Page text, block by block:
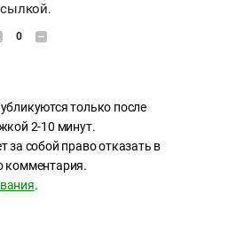
0
только после
2-10 минут.
за собой право отказать в
комментария.
.